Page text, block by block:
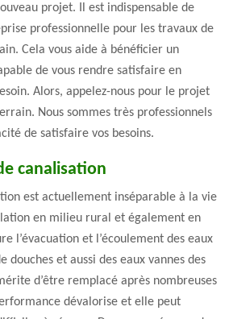
projet. Il est indispensable de
professionnelle pour les travaux de
Cela vous aide à bénéficier un
de vous rendre satisfaire en
Alors, appelez-nous pour le projet
Nous sommes très professionnels
de satisfaire vos besoins.
canalisation
est actuellement inséparable à la vie
en milieu rural et également en
l’évacuation et l’écoulement des eaux
douches et aussi des eaux vannes des
d’être remplacé après nombreuses
dévalorise et elle peut